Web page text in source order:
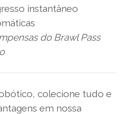
instantâneo
do Brawl Pass
colecione tudo e
em nossa